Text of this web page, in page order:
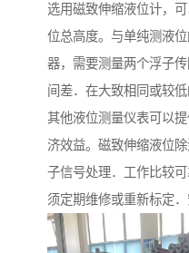
选用磁致伸缩液位计，
位总高度。与单纯测液
器，需要测量两个浮子
间差．在大致相同或较
其他液位测量仪表可以
济效益。磁致伸缩液位
子信号处理．工作比较
须定期维修或重新标定．